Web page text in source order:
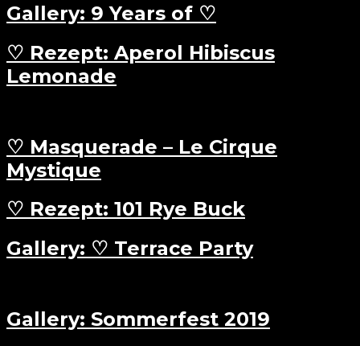
Gallery: 9 Years of ♡
♡ Rezept: Aperol Hibiscus
Lemonade
♡ Masquerade – Le Cirque
Mystique
♡ Rezept: 101 Rye Buck
Gallery: ♡ Terrace Party
Gallery: Sommerfest 2019